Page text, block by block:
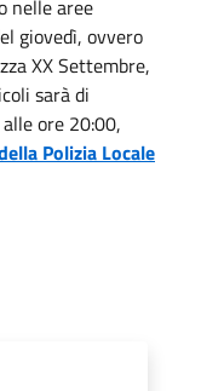
nelle aree
giovedì, ovvero
XX Settembre,
sarà di
ore 20:00,
Polizia Locale